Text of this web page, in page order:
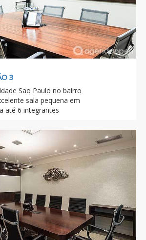
3
Sao Paulo no bairro
sala pequena em
até 6 integrantes